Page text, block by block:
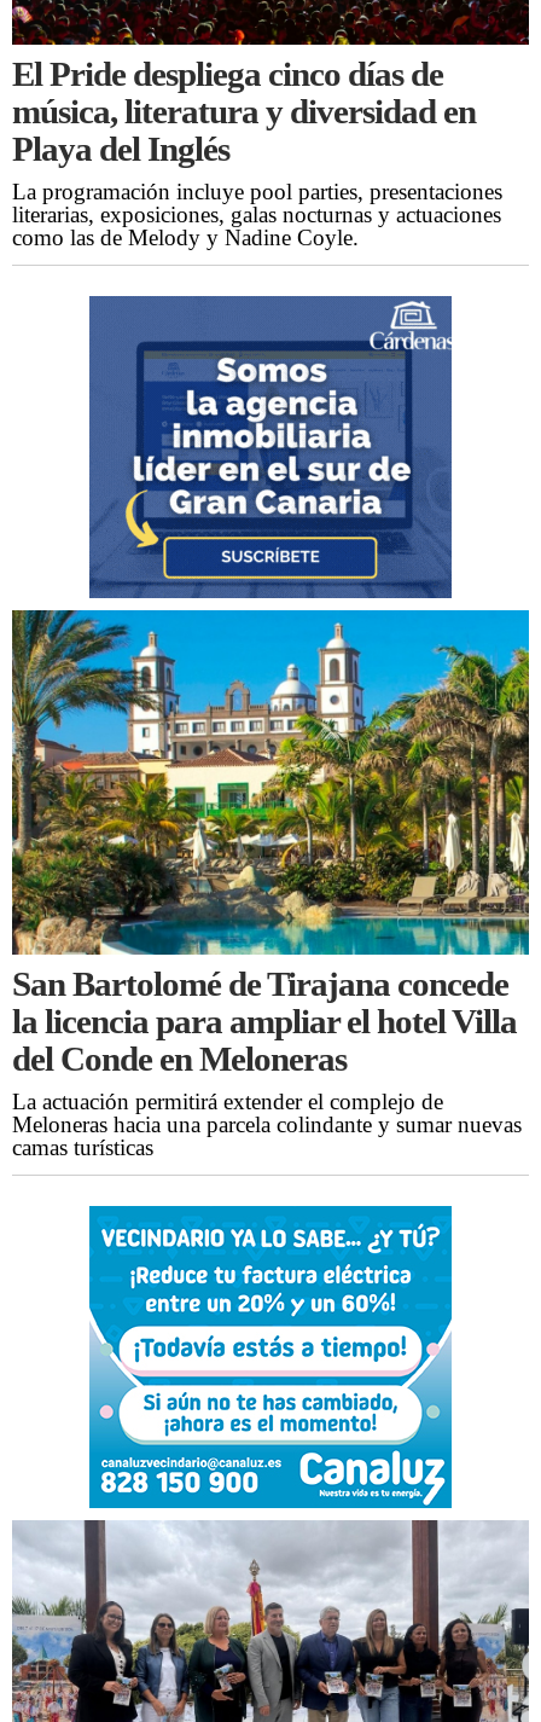
El Pride despliega cinco días de
música, literatura y diversidad en
Playa del Inglés
La programación incluye pool parties, presentaciones
literarias, exposiciones, galas nocturnas y actuaciones
como las de Melody y Nadine Coyle.
San Bartolomé de Tirajana concede
la licencia para ampliar el hotel Villa
del Conde en Meloneras
La actuación permitirá extender el complejo de
Meloneras hacia una parcela colindante y sumar nuevas
camas turísticas